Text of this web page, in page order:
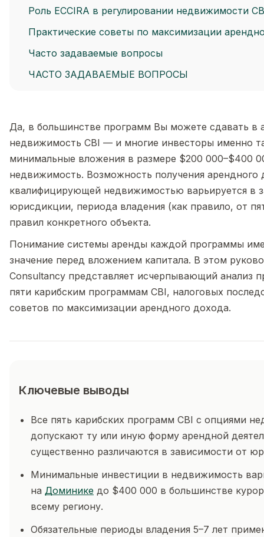
Роль ECCIRA в регулировании недвижимости
Практические советы по максимизации
Часто задаваемые вопросы
ЧАСТО ЗАДАВАЕМЫЕ ВОПРОСЫ
Да, в большинстве программ Вы можете сдавать в
недвижимость CBI — и многие инвесторы именно
минимальные вложения в размере $200 000–$400
недвижимость. Возможность получения арендного
квалифицирующей недвижимостью варьируется в
юрисдикции, периода владения (как правило, от
правил конкретного объекта.
Понимание системы аренды каждой программы
значение перед вложением капитала. В этом
Consultancy представляет исчерпывающий анализ
пяти карибским программам CBI, налоговых
советов по максимизации арендного дохода.
Ключевые выводы
Все пять карибских программ CBI с опциями
допускают ту или иную форму арендной
существенно различаются в зависимости от
Минимальные инвестиции в недвижимость
на Доминике до $400 000 в большинстве
всему региону.
Обязательные периоды владения 5–7 лет